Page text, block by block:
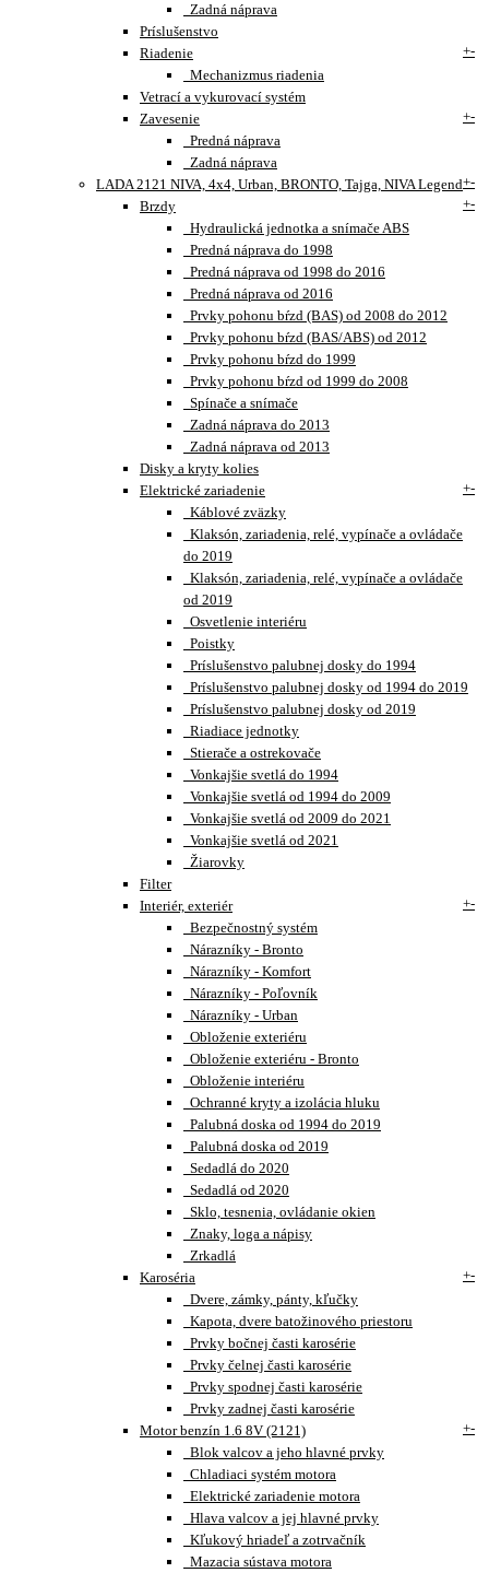
Zadná náprava
Príslušenstvo
Riadenie
+-
Mechanizmus riadenia
Vetrací a vykurovací systém
Zavesenie
+-
Predná náprava
Zadná náprava
LADA 2121 NIVA, 4x4, Urban, BRONTO, Tajga, NIVA Legend+-
Brzdy
+-
Hydraulická jednotka a snímače ABS
Predná náprava do 1998
Predná náprava od 1998 do 2016
Predná náprava od 2016
Prvky pohonu bŕzd (BAS) od 2008 do 2012
Prvky pohonu bŕzd (BAS/ABS) od 2012
Prvky pohonu bŕzd do 1999
Prvky pohonu bŕzd od 1999 do 2008
Spínače a snímače
Zadná náprava do 2013
Zadná náprava od 2013
Disky a kryty kolies
Elektrické zariadenie
+-
Káblové zväzky
Klaksón, zariadenia, relé, vypínače a ovládače
do 2019
Klaksón, zariadenia, relé, vypínače a ovládače
od 2019
Osvetlenie interiéru
Poistky
Príslušenstvo palubnej dosky do 1994
Príslušenstvo palubnej dosky od 1994 do 2019
Príslušenstvo palubnej dosky od 2019
Riadiace jednotky
Stierače a ostrekovače
Vonkajšie svetlá do 1994
Vonkajšie svetlá od 1994 do 2009
Vonkajšie svetlá od 2009 do 2021
Vonkajšie svetlá od 2021
Žiarovky
Filter
Interiér, exteriér
+-
Bezpečnostný systém
Nárazníky - Bronto
Nárazníky - Komfort
Nárazníky - Poľovník
Nárazníky - Urban
Obloženie exteriéru
Obloženie exteriéru - Bronto
Obloženie interiéru
Ochranné kryty a izolácia hluku
Palubná doska od 1994 do 2019
Palubná doska od 2019
Sedadlá do 2020
Sedadlá od 2020
Sklo, tesnenia, ovládanie okien
Znaky, loga a nápisy
Zrkadlá
Karoséria
+-
Dvere, zámky, pánty, kľučky
Kapota, dvere batožinového priestoru
Prvky bočnej časti karosérie
Prvky čelnej časti karosérie
Prvky spodnej časti karosérie
Prvky zadnej časti karosérie
Motor benzín 1.6 8V (2121)
+-
Blok valcov a jeho hlavné prvky
Chladiaci systém motora
Elektrické zariadenie motora
Hlava valcov a jej hlavné prvky
Kľukový hriadeľ a zotrvačník
Mazacia sústava motora